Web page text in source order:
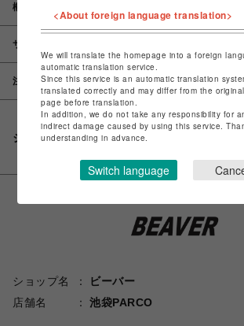
概要
サイズ
注意事項
シェアする
ショップ名
ビーバー
店舗名
池袋PARCO
<About foreign language translation>
We will translate the homepage into a foreign
automatic translation service.
Since this service is an automatic translation
translated correctly and may differ from the
page before translation.
In addition, we do not take any responsibility for
indirect damage caused by using this service.
understanding in advance.
Switch language